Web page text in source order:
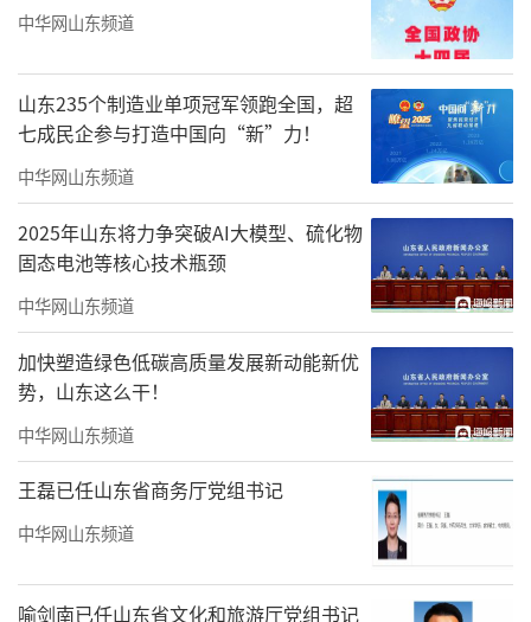
中华网山东频道
山东235个制造业单项冠军领跑全国，超
七成民企参与打造中国向“新”力！
中华网山东频道
2025年山东将力争突破AI大模型、硫化物
固态电池等核心技术瓶颈
中华网山东频道
加快塑造绿色低碳高质量发展新动能新优
势，山东这么干！
中华网山东频道
王磊已任山东省商务厅党组书记
中华网山东频道
喻剑南已任山东省文化和旅游厅党组书记